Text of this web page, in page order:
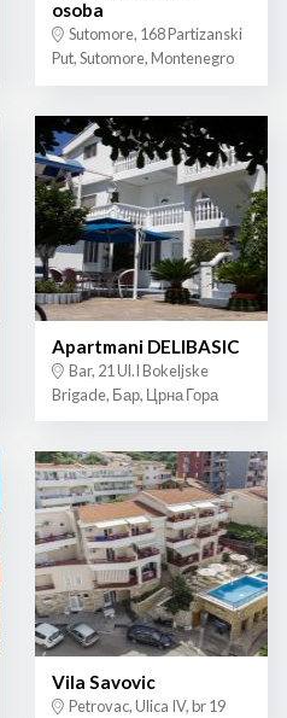
osoba
Sutomore, 168 Partizanski
Put, Sutomore, Montenegro
Apartmani DELIBASIC
Bar, 21 Ul.I Bokeljske
Brigade, Бар, Црна Гора
Vila Savovic
Petrovac, Ulica IV, br 19